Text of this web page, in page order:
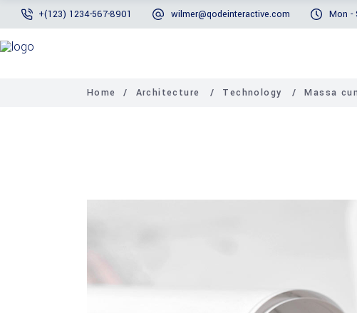
+(123) 1234-567-8901 wilmer@qodeinteractive.com Mon -
Home / Architecture / Technology /Massa